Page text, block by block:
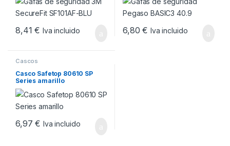
8,41€ Iva incluido 6,80€ Iva incluido
Cascos
Casco Safetop 80610 SP
Series amarillo
6,97€ Iva incluido